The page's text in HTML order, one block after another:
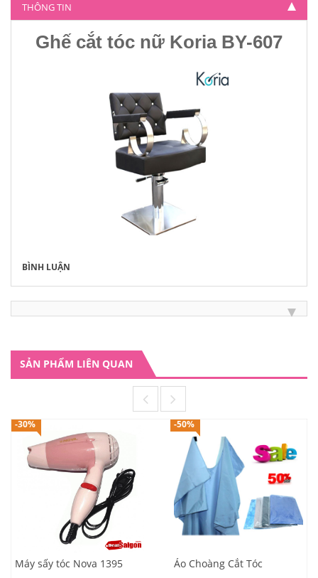
THÔNG TIN
Ghế cắt tóc nữ Koria BY-607
BÌNH LUẬN
SẢN PHẨM LIÊN QUAN
-30%
Máy sấy tóc Nova 1395
-50%
Áo Choàng Cắt Tóc